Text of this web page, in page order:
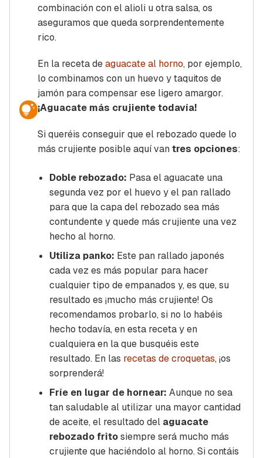
combinación con el alioli u otra salsa, os
aseguramos que queda sorprendentemente
rico.
En la receta deaguacate al horno, por ejemplo,
lo combinamos con un huevo y taquitos de
jamón para compensar ese ligero amargor.
¡Aguacate más crujiente todavía!
Si queréis conseguir que el rebozado quede lo
más crujiente posible aquí van tres opciones:
Doble rebozado: Pasa el aguacate una
segunda vez por el huevo y el pan rallado
para que la capa del rebozado sea más
contundente y quede más crujiente una vez
hecho al horno.
Utiliza panko: Este pan rallado japonés
cada vez es más popular para hacer
cualquier tipo de empanados y, es que, su
resultado es ¡mucho más crujiente! Os
recomendamos probarlo, si no lo habéis
hecho todavía, en esta receta y en
cualquiera en la que busquéis este
resultado. En las recetas de croquetas, ¡os
sorprenderá!
Fríe en lugar de hornear: Aunque no sea
tan saludable al utilizar una mayor cantidad
de aceite, el resultado del aguacate
rebozado fritosiempre será mucho más
crujiente que haciéndolo al horno. Si contáis